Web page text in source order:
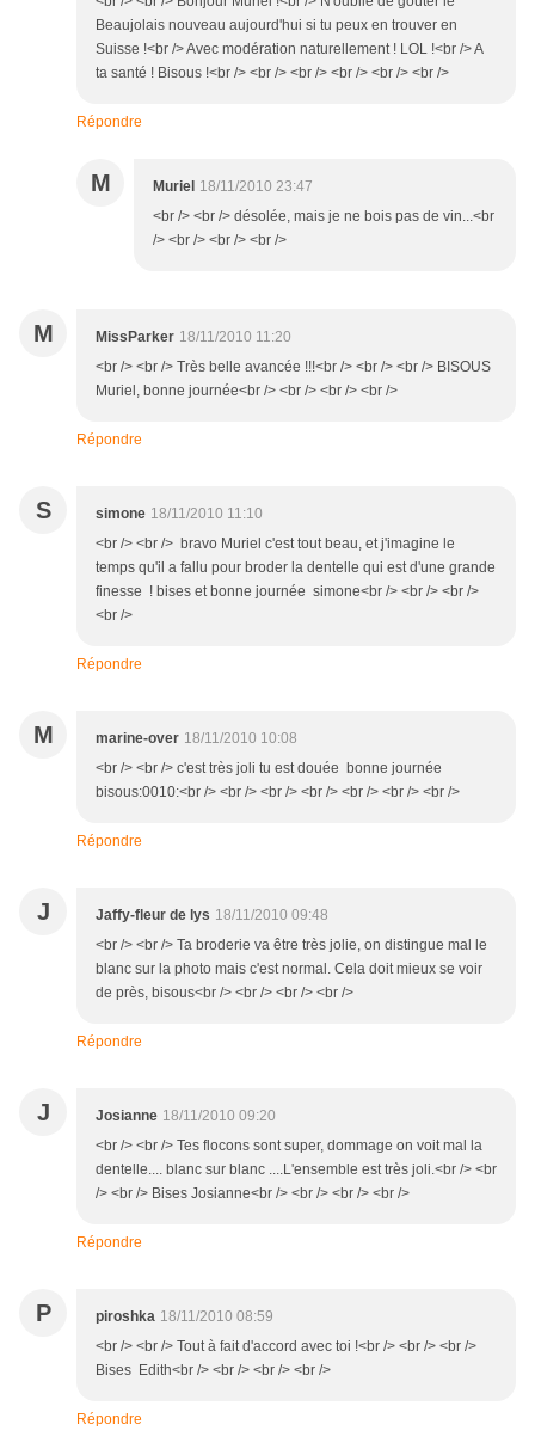
Beaujolais nouveau aujourd'hui si tu peux en trouver en
Suisse !<br /> Avec modération naturellement ! LOL !<br /> A
ta santé ! Bisous !<br /> <br /> <br /> <br /> <br /> <br />
Répondre
M Muriel 18/11/2010 23:47
<br /> <br /> désolée, mais je ne bois pas de vin...<br
/> <br /> <br /> <br />
M MissParker 18/11/2010 11:20
<br /> <br /> Très belle avancée !!!<br /> <br /> <br /> BISOUS
Muriel, bonne journée<br /> <br /> <br /> <br />
Répondre
S simone 18/11/2010 11:10
<br /> <br /> bravo Muriel c'est tout beau, et j'imagine le
temps qu'il a fallu pour broder la dentelle qui est d'une grande
finesse ! bises et bonne journée simone<br /> <br /> <br />
<br />
Répondre
M marine-over 18/11/2010 10:08
<br /> <br /> c'est très joli tu est douée bonne journée
bisous:0010:<br /> <br /> <br /> <br /> <br /> <br /> <br />
Répondre
J Jaffy-fleur de lys 18/11/2010 09:48
<br /> <br /> Ta broderie va être très jolie, on distingue mal le
blanc sur la photo mais c'est normal. Cela doit mieux se voir
de près, bisous<br /> <br /> <br /> <br />
Répondre
J Josianne 18/11/2010 09:20
<br /> <br /> Tes flocons sont super, dommage on voit mal la
dentelle.... blanc sur blanc ....L'ensemble est très joli.<br /> <br
/> <br /> Bises Josianne<br /> <br /> <br /> <br />
Répondre
P piroshka 18/11/2010 08:59
<br /> <br /> Tout à fait d'accord avec toi !<br /> <br /> <br />
Bises Edith<br /> <br /> <br /> <br />
Répondre